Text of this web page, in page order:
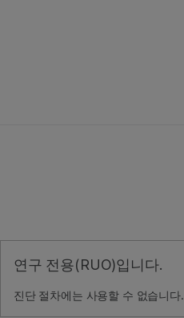
연구 전용(RUO)입니다.
진단 절차에는 사용할 수 없습니다.